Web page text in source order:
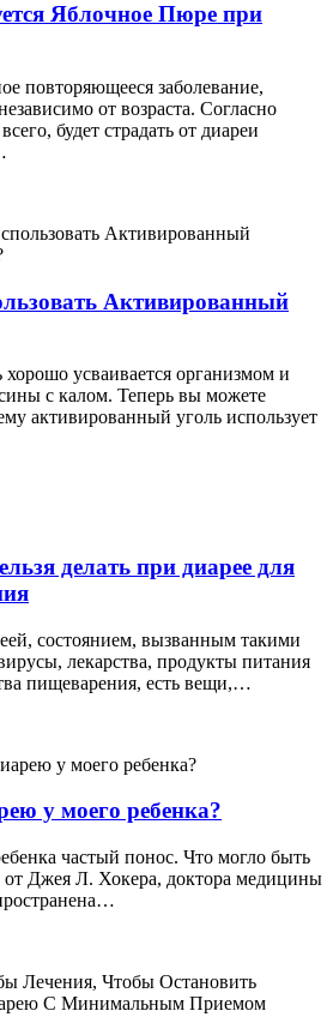
Яблочное Пюре при
повторяющееся заболевание,
от возраста. Согласно
будет страдать от диареи
Активированный
усваивается организмом и
с калом. Теперь вы можете
активированный уголь использует
делать при диарее для
состоянием, вызванным такими
лекарства, продукты питания
пищеварения, есть вещи,…
у моего ребенка?
частый понос. Что могло быть
от Джея Л. Хокера, доктора медицины